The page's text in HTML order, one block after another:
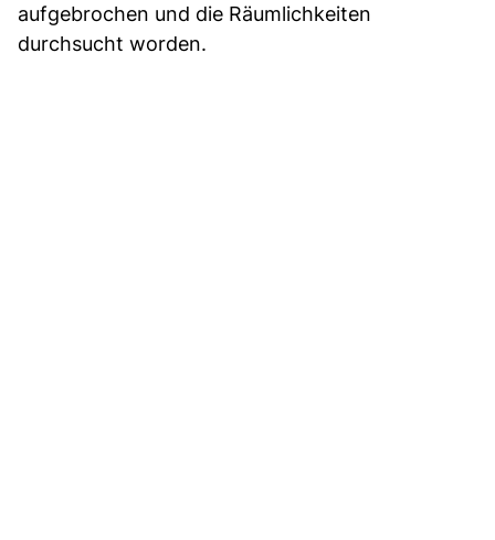
aufgebrochen und die Räumlichkeiten
durchsucht worden.